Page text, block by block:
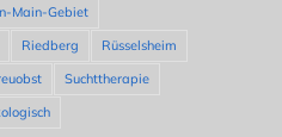
Main-Gebiet
Riedberg
Rüsselsheim
Suchttherapie